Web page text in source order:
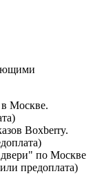
Москве.
Boxberry.
по Москве
предоплата)